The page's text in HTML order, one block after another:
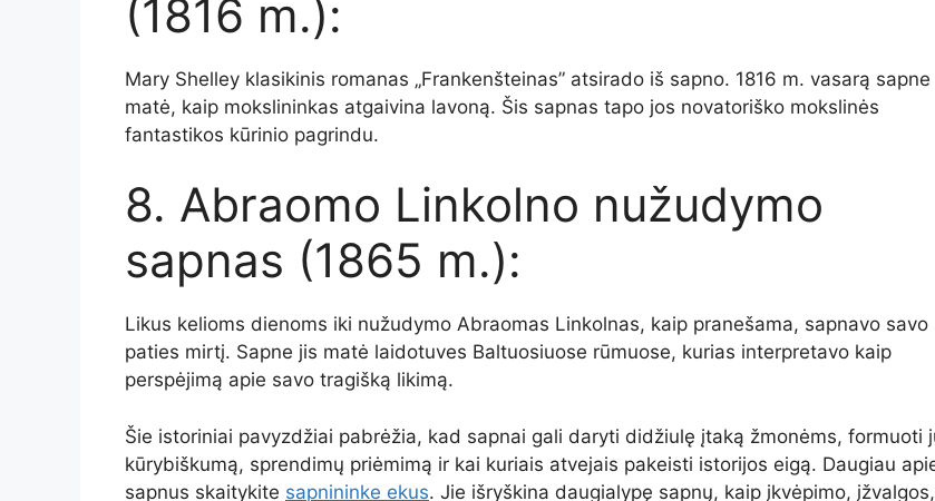
(1816 m.):
Mary Shelley klasikinis romanas „Frankenšteinas” atsirado iš sapno. 1816 m. vasarą sapne
matė, kaip mokslininkas atgaivina lavoną. Šis sapnas tapo jos novatoriško mokslinės
fantastikos kūrinio pagrindu.
8. Abraomo Linkolno nužudymo
sapnas (1865 m.):
Likus kelioms dienoms iki nužudymo Abraomas Linkolnas, kaip pranešama, sapnavo savo
paties mirtį. Sapne jis matė laidotuves Baltuosiuose rūmuose, kurias interpretavo kaip
perspėjimą apie savo tragišką likimą.
Šie istoriniai pavyzdžiai pabrėžia, kad sapnai gali daryti didžiulę įtaką žmonėms, formuoti
kūrybiškumą, sprendimų priėmimą ir kai kuriais atvejais pakeisti istorijos eigą. Daugiau
sapnus skaitykite sapnininke ekus. Jie išryškina daugialypę sapnų, kaip įkvėpimo, įžvalgos,